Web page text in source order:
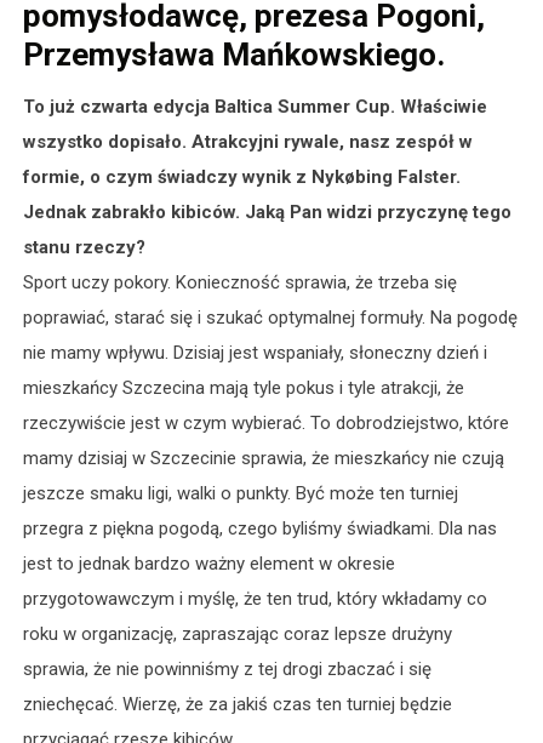
pomysłodawcę, prezesa Pogoni,
Przemysława Mańkowskiego.
To już czwarta edycja Baltica Summer Cup. Właściwie
wszystko dopisało. Atrakcyjni rywale, nasz zespół w
formie, o czym świadczy wynik z Nykøbing Falster.
Jednak zabrakło kibiców. Jaką Pan widzi przyczynę tego
stanu rzeczy?
Sport uczy pokory. Konieczność sprawia, że trzeba się
poprawiać, starać się i szukać optymalnej formuły. Na pogodę
nie mamy wpływu. Dzisiaj jest wspaniały, słoneczny dzień i
mieszkańcy Szczecina mają tyle pokus i tyle atrakcji, że
rzeczywiście jest w czym wybierać. To dobrodziejstwo, które
mamy dzisiaj w Szczecinie sprawia, że mieszkańcy nie czują
jeszcze smaku ligi, walki o punkty. Być może ten turniej
przegra z piękna pogodą, czego byliśmy świadkami. Dla nas
jest to jednak bardzo ważny element w okresie
przygotowawczym i myślę, że ten trud, który wkładamy co
roku w organizację, zapraszając coraz lepsze drużyny
sprawia, że nie powinniśmy z tej drogi zbaczać i się
zniechęcać. Wierzę, że za jakiś czas ten turniej będzie